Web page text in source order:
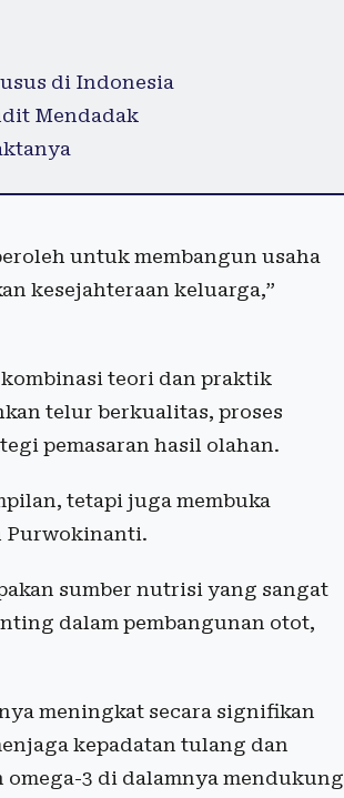
di Indonesia
Mendadak
untuk membangun usaha
kesejahteraan keluarga,”
teori dan praktik
telur berkualitas, proses
pemasaran hasil olahan.
tetapi juga membuka
Purwokinanti.
sumber nutrisi yang sangat
dalam pembangunan otot,
meningkat secara signifikan
kepadatan tulang dan
3 di dalamnya mendukung